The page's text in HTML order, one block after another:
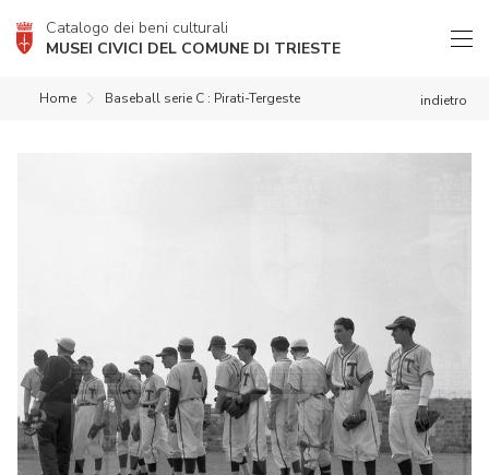
Catalogo dei beni culturali
MUSEI CIVICI DEL COMUNE DI TRIESTE
indietro
Home Baseball serie C : Pirati-Tergeste